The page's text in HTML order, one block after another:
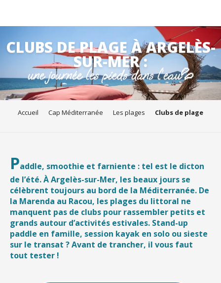
au
contenu
CLUBS DE PLAGE À ARGELÈS-
SUR-MER :
une journée les pieds dans l’eau💦
Accueil Cap Méditerranée Les plages Clubs de plage
Paddle, smoothie et farniente : tel est le dicton
de l’été. À Argelès-sur-Mer, les beaux jours se
célèbrent toujours au bord de la Méditerranée. De
la Marenda au Racou, les plages du littoral ne
manquent pas de clubs pour rassembler petits et
grands autour d’activités estivales. Stand-up
paddle en famille, session kayak en solo ou sieste
sur le transat ? Avant de trancher, il vous faut
tout tester !